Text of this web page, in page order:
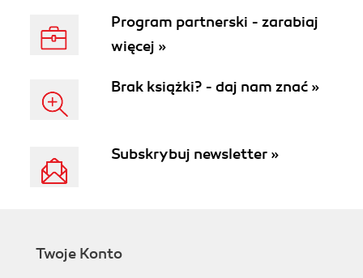
Program partnerski - zarabiaj
więcej »
Brak książki? - daj nam znać »
Subskrybuj newsletter »
Twoje Konto